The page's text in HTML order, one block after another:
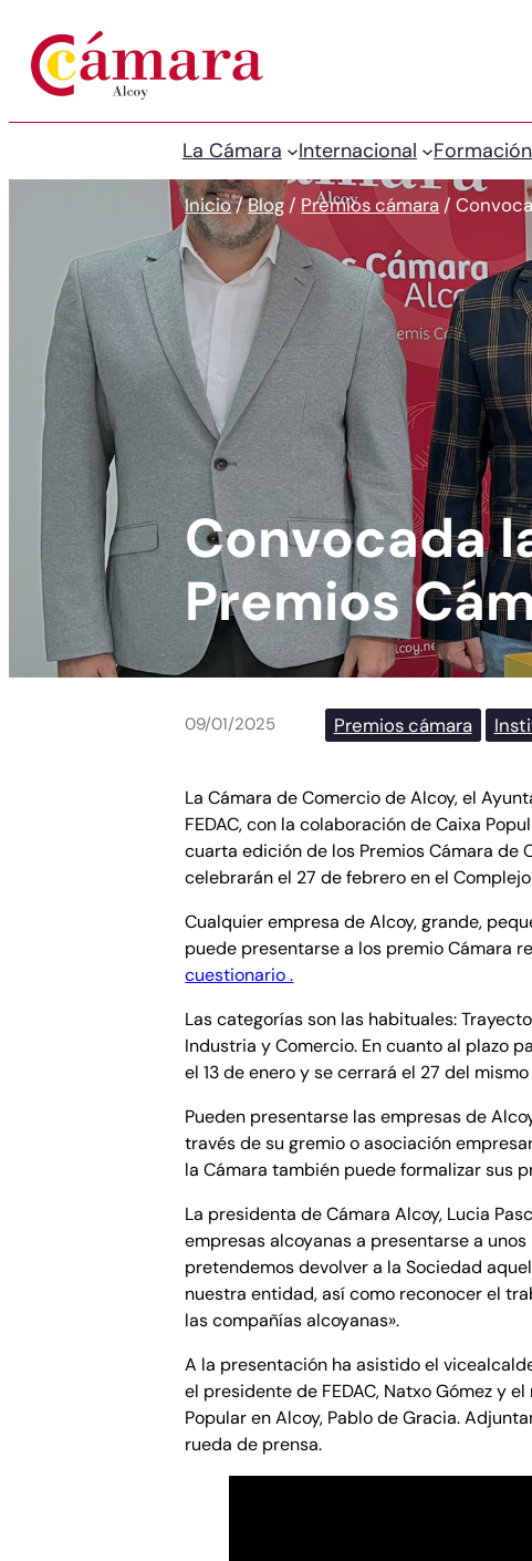
La Cámara Internacional
Inicio/Blog / Premios cámara /
Convocada
Premios
09/01/2025 Premios cámara
La Cámara de Comercio de Alcoy, el
FEDAC, con la colaboración de Caixa
cuarta edición de los Premios Cámara de
celebrarán el 27 de febrero en el
Cualquier empresa de Alcoy, grande,
puede presentarse a los premio Cámara
cuestionario .
Las categorías son las habituales:
Industria y Comercio. En cuanto al plazo
el 13 de enero y se cerrará el 27 del mismo
Pueden presentarse las empresas de
través de su gremio o asociación
la Cámara también puede formalizar sus
La presidenta de Cámara Alcoy, Lucia
empresas alcoyanas a presentarse a
pretendemos devolver a la Sociedad
nuestra entidad, así como reconocer el
las compañías alcoyanas».
A la presentación ha asistido el
el presidente de FEDAC, Natxo Gómez y
Popular en Alcoy, Pablo de Gracia.
rueda de prensa.